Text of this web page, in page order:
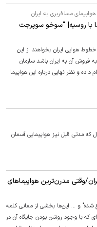
مسافربری به ایران
با روسیه| "سوخو سوپرجت
هوایی ایران بخواهند از این
فروش آن به ایران باشد سازمان
و نظر نهایی درباره این هواپیما
که مدتی قبل نیز هواپیمایی آسمان
وقتی مدرن‌ترین هواپیماهای
شده" و ... این‌ها بخشی از معانی کلمه
با وجود روشن بودن جایگاه آن در